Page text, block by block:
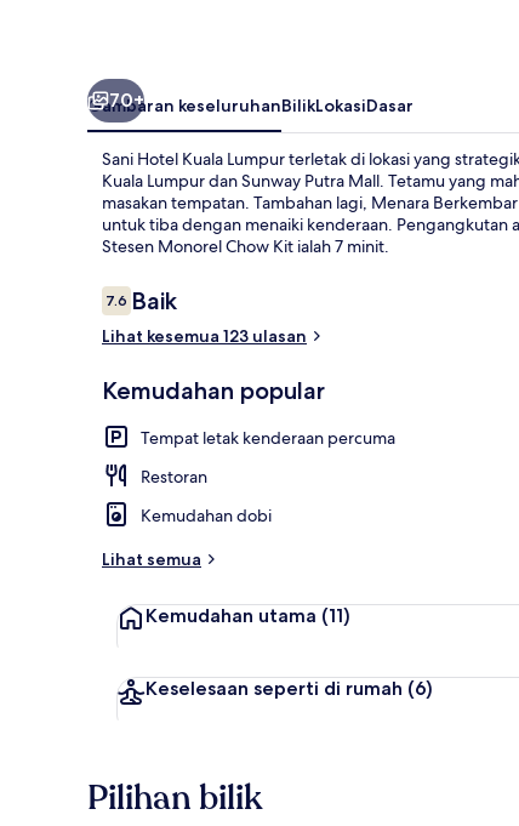
70+
Gambaran keseluruhanBilikLokasiDasar
Sani Hotel Kuala Lumpur terletak di lokasi yang
Kuala Lumpur dan Sunway Putra Mall. Tetamu yang
masakan tempatan. Tambahan lagi, Menara
untuk tiba dengan menaiki kenderaan. Pengangkutan
Stesen Monorel Chow Kit ialah 7 minit.
Ulasan
7.67.6 daripada 10
Baik
Lihat kesemua 123 ulasan
Kemudahan popular
Tempat letak kenderaan percuma
Restoran
Kemudahan dobi
Lihat semua
Kemudahan utama (11)
Keselesaan seperti di rumah (6)
Pilihan bilik